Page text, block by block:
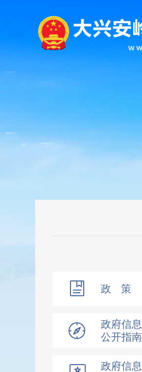
政 策
政府信息
公开指南
政府信息